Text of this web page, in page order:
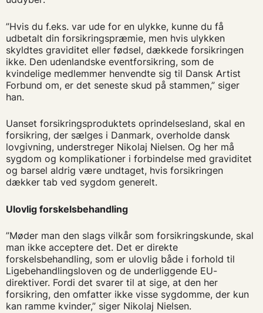
”Hvis du f.eks. var ude for en ulykke, kunne du få
udbetalt din forsikringspræmie, men hvis ulykken
skyldtes graviditet eller fødsel, dækkede forsikringen
ikke. Den udenlandske eventforsikring, som de
kvindelige medlemmer henvendte sig til Dansk Artist
Forbund om, er det seneste skud på stammen,” siger
han.
Uanset forsikringsproduktets oprindelsesland, skal en
forsikring, der sælges i Danmark, overholde dansk
lovgivning, understreger Nikolaj Nielsen. Og her må
sygdom og komplikationer i forbindelse med graviditet
og barsel aldrig være undtaget, hvis forsikringen
dækker tab ved sygdom generelt.
Ulovlig forskelsbehandling
”Møder man den slags vilkår som forsikringskunde, skal
man ikke acceptere det. Det er direkte
forskelsbehandling, som er ulovlig både i forhold til
Ligebehandlingsloven og de underliggende EU-
direktiver. Fordi det svarer til at sige, at den her
forsikring, den omfatter ikke visse sygdomme, der kun
kan ramme kvinder,” siger Nikolaj Nielsen.